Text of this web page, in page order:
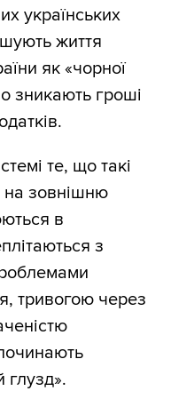
українських
життя
як «чорної
зникають гроші
те, що такі
на зовнішню
в
з
тривогою через
глузд».